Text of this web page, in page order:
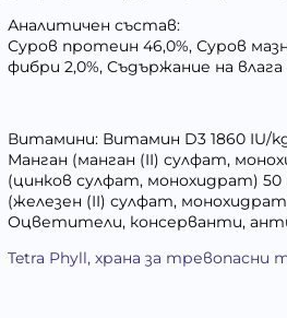
Аналитичен състав:
Суров протеин 46,0%, Суров
фибри 2,0%, Съдържание на влага
Витамини: Витамин D3 1860 IU/
Манган (манган (II) сулфат,
(цинков сулфат, монохидрат)
(железен (II) сулфат,
Оцветители, консерванти,
Tetra Phyll, храна за тревопасни